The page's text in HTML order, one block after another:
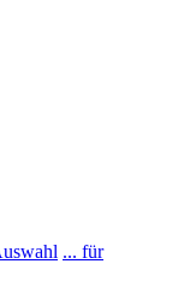
... für